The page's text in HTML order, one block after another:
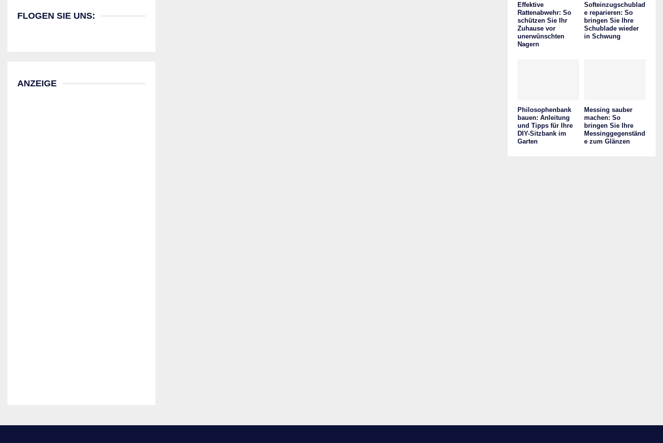
FLOGEN SIE UNS:
ANZEIGE
Effektive
Rattenabwehr: So
schützen Sie Ihr
Zuhause vor
unerwünschten
Nagern
Softeinzugschublad
e reparieren: So
bringen Sie Ihre
Schublade wieder
in Schwung
Philosophenbank
bauen: Anleitung
und Tipps für Ihre
DIY-Sitzbank im
Garten
Messing sauber
machen: So
bringen Sie Ihre
Messinggegenständ
e zum Glänzen